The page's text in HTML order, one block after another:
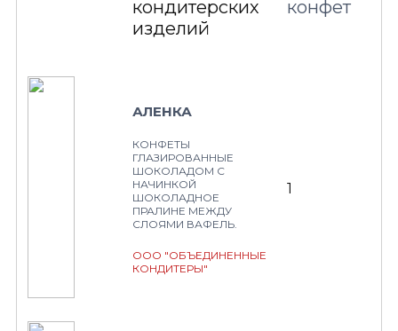
кондитерских
изделий
конфет
АЛЕНКА
КОНФЕТЫ
ГЛАЗИРОВАННЫЕ
ШОКОЛАДОМ С
НАЧИНКОЙ
ШОКОЛАДНОЕ
ПРАЛИНЕ МЕЖДУ
СЛОЯМИ ВАФЕЛЬ.
ООО "ОБЪЕДИНЕННЫЕ
КОНДИТЕРЫ"
1